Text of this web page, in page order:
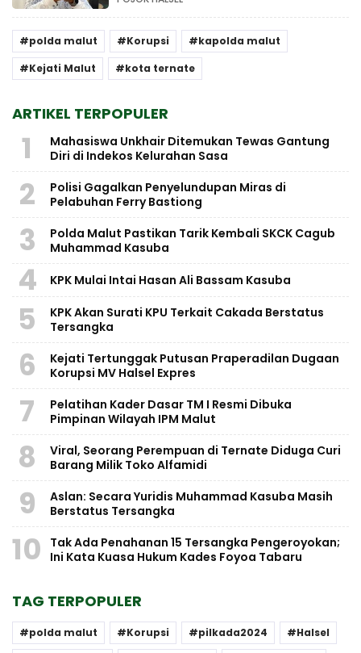
polda malut Korupsi
kapolda malut
Kejati Malut
kota ternate
ARTIKEL TERPOPULER
1
Mahasiswa Unkhair Ditemukan Tewas Gantung
Diri di Indekos Kelurahan Sasa
2
Polisi Gagalkan Penyelundupan Miras di
Pelabuhan Ferry Bastiong
3
Polda Malut Pastikan Tarik Kembali SKCK Cagub
Muhammad Kasuba
4 KPK Mulai Intai Hasan Ali Bassam Kasuba
5
KPK Akan Surati KPU Terkait Cakada Berstatus
Tersangka
6
Kejati Tertunggak Putusan Praperadilan Dugaan
Korupsi MV Halsel Expres
7
Pelatihan Kader Dasar TM I Resmi Dibuka
Pimpinan Wilayah IPM Malut
8
Viral, Seorang Perempuan di Ternate Diduga Curi
Barang Milik Toko Alfamidi
9
Aslan: Secara Yuridis Muhammad Kasuba Masih
Berstatus Tersangka
10
Tak Ada Penahanan 15 Tersangka Pengeroyokan;
Ini Kata Kuasa Hukum Kades Foyoa Tabaru
TAG TERPOPULER
polda malut Korupsi pilkada2024
Halsel